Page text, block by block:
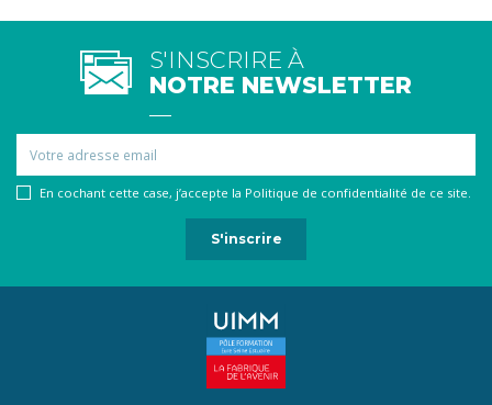
S'INSCRIRE À
NOTRE NEWSLETTER
En cochant cette case, j’accepte la Politique de confidentialité de ce site.